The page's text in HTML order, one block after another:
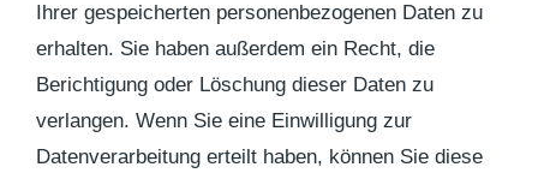
Ihrer gespeicherten personenbezogenen Daten zu
erhalten. Sie haben außerdem ein Recht, die
Berichtigung oder Löschung dieser Daten zu
verlangen. Wenn Sie eine Einwilligung zur
Datenverarbeitung erteilt haben, können Sie diese